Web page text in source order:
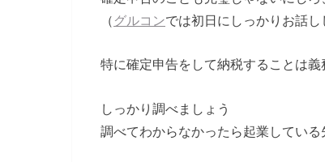
（ グルコンでは初日にしっかりお話し
特に確定申告をして納税することは義
しっかり調べましょう
調べてわからなかったら起業している